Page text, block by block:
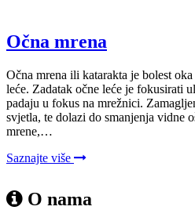
Očna mrena
Očna mrena ili katarakta je bolest
leće. Zadatak očne leće je fokusirati
padaju u fokus na mrežnici.
svjetla, te dolazi do smanjenja vidne
mrene,…
Saznajte više
O nama